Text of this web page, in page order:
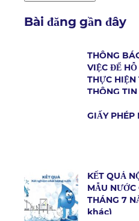
Bài đăng gần đây
THÔNG
VIỆC ĐỂ
THỰC HIỆN
THÔNG
GIẤY PHÉP
KẾT QUẢ
MẪU NƯỚC
THÁNG 7
khác)